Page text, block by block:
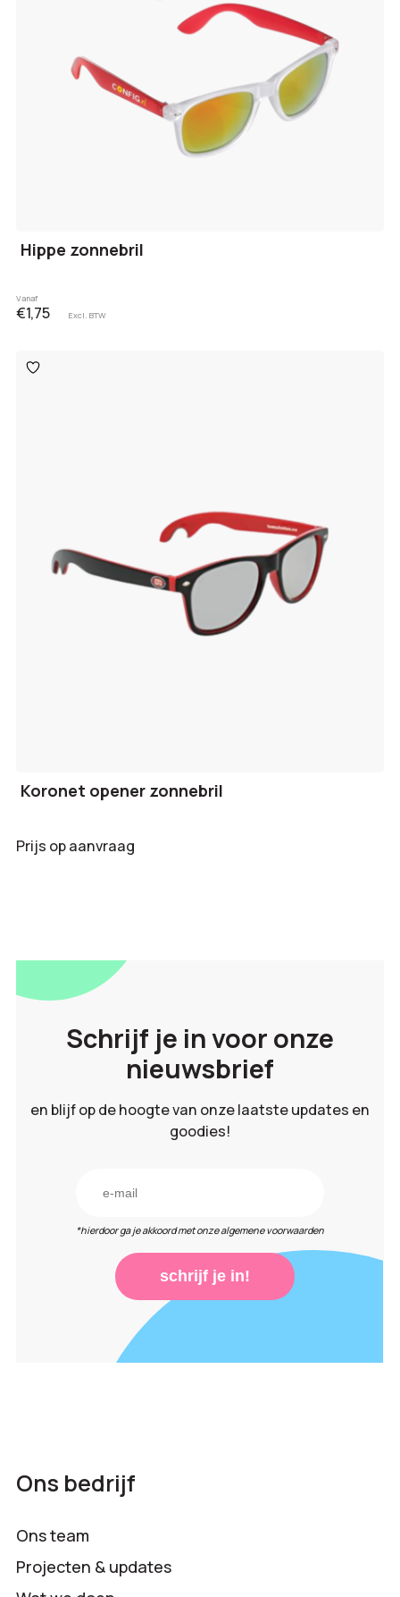
Hippe zonnebril
Vanaf
€1,75 Excl. BTW
Toevoegen
aan
Koronet opener zonnebril
Prijs op aanvraag
Schrijf je in voor onze
nieuwsbrief
en blijf op de hoogte van onze laatste updates en
goodies!
*hierdoor ga je akkoord met onze algemene voorwaarden
schrijf je in!
Ons bedrijf
Ons team
Projecten & updates